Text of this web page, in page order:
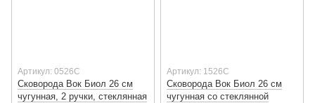
Артикул: 0526C
Сковорода Вок Биол 26 см
чугунная, 2 ручки, стеклянная
Артикул: 1526C
Сковорода Вок Биол 26 см
чугунная со стеклянной